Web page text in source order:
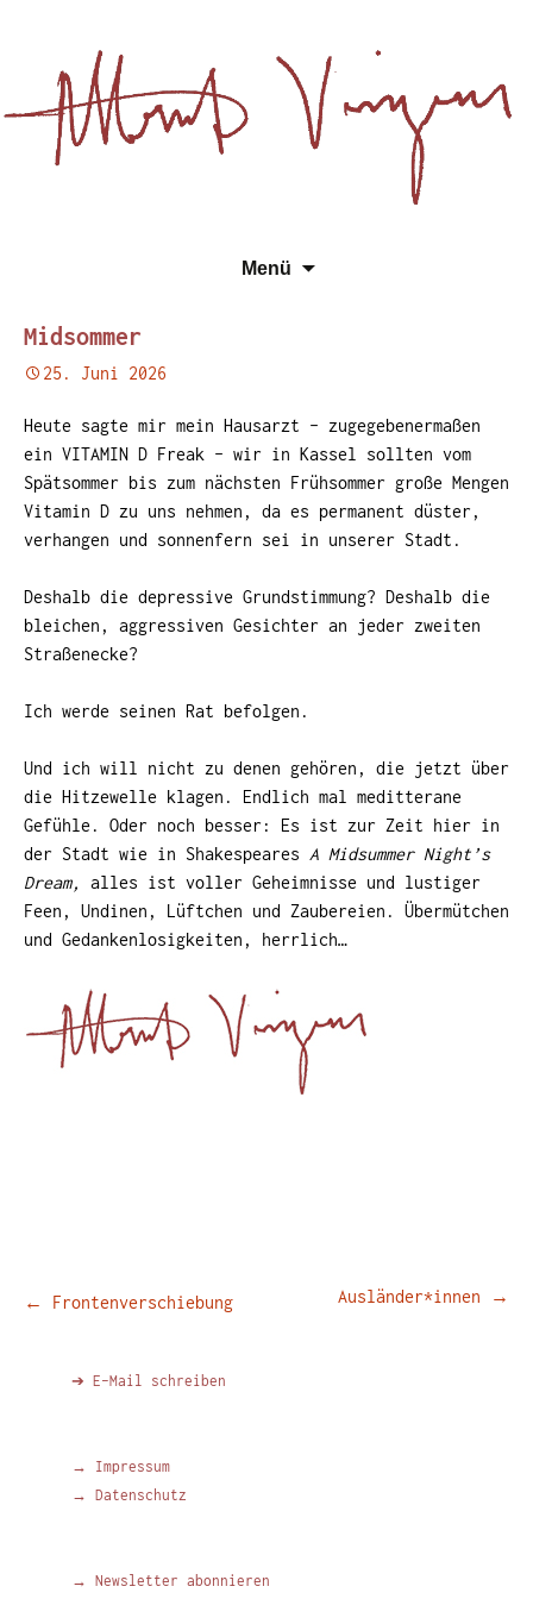
Albert Vinzens
Essays, Literarisches und
Menü
Midsommer
25. Juni 2026
Heute sagte mir mein Hausarzt – zugegebenermaßen
ein VITAMIN D Freak – wir in Kassel sollten vom
Spätsommer bis zum nächsten Frühsommer große Mengen
Vitamin D zu uns nehmen, da es permanent düster,
verhangen und sonnenfern sei in unserer Stadt.
Deshalb die depressive Grundstimmung? Deshalb die
bleichen, aggressiven Gesichter an jeder zweiten
Straßenecke?
Ich werde seinen Rat befolgen.
Und ich will nicht zu denen gehören, die jetzt über
die Hitzewelle klagen. Endlich mal meditterane
Gefühle. Oder noch besser: Es ist zur Zeit hier in
der Stadt wie in Shakespeares A Midsummer Night’s
Dream, alles ist voller Geheimnisse und lustiger
Feen, Undinen, Lüftchen und Zaubereien. Übermütchen
und Gedankenlosigkeiten, herrlich…
Beitragsnavigation
← Frontenverschiebung Ausländer*innen →
➔ E-Mail schreiben
→ Impressum
→ Datenschutz
→ Newsletter abonnieren